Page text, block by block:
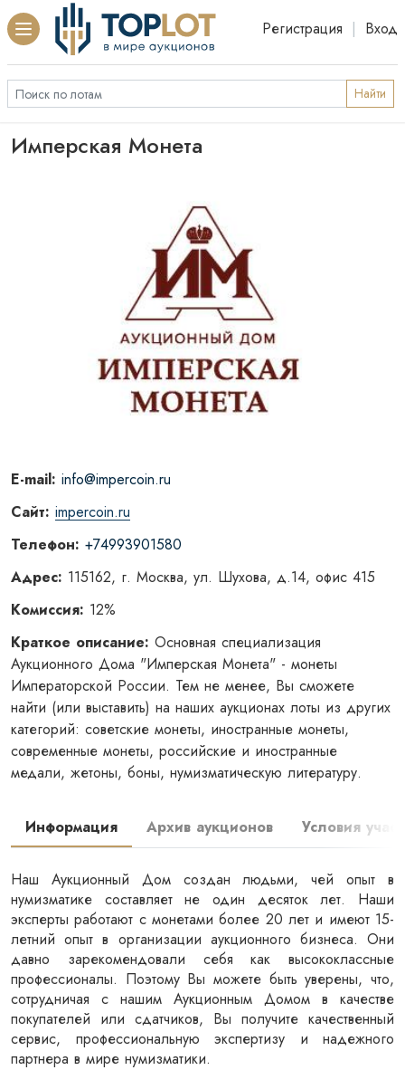
Регистрация | Вход
Найти
Имперская Монета
E-mail: info@impercoin.ru
Сайт: impercoin.ru
Телефон: +74993901580
Адрес: 115162, г. Москва, ул. Шухова, д.14, офис 415
Комиссия: 12%
Краткое описание: Основная специализация
Аукционного Дома "Имперская Монета" - монеты
Императорской России. Тем не менее, Вы сможете
найти (или выставить) на наших аукционах лоты из других
категорий: советские монеты, иностранные монеты,
современные монеты, российские и иностранные
медали, жетоны, боны, нумизматическую литературу.
Информация Архив аукционов Условия
Наш Аукционный Дом создан людьми, чей опыт в
нумизматике составляет не один десяток лет. Наши
эксперты работают с монетами более 20 лет и имеют 15-
летний опыт в организации аукционного бизнеса. Они
давно зарекомендовали себя как высококлассные
профессионалы. Поэтому Вы можете быть уверены, что,
сотрудничая с нашим Аукционным Домом в качестве
покупателей или сдатчиков, Вы получите качественный
cервис, профессиональную экспертизу и надежного
партнера в мире нумизматики.